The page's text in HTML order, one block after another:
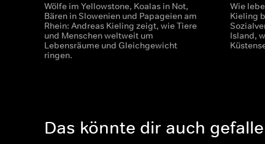
Wölfe im Yellowstone, Koalas in Not,
Bären in Slowenien und Papageien am
Rhein: Andreas Kieling zeigt, wie Tiere
und Menschen weltweit um
Lebensräume und Gleichgewicht
ringen.
Wie
Kieling
Island,
Das könnte dir auch